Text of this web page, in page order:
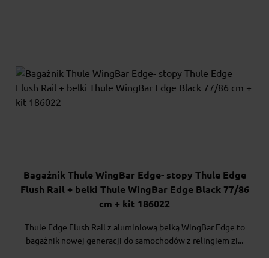
Bagażnik Thule WingBar Edge- stopy Thule Edge
Flush Rail + belki Thule WingBar Edge Black 77/86
cm + kit 186022
Thule Edge Flush Rail z aluminiową belką WingBar Edge to
bagażnik nowej generacji do samochodów z relingiem zi...